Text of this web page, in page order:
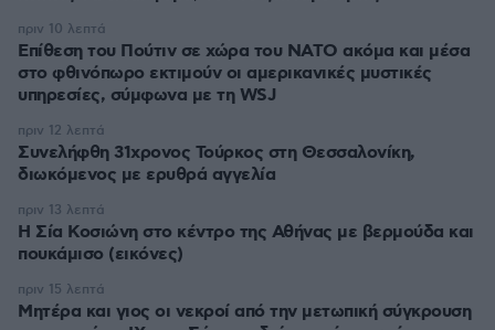
Επίθεση του Πούτιν σε χώρα του ΝΑΤΟ ακόμα και μέσα
στο φθινόπωρο εκτιμούν οι αμερικανικές μυστικές
υπηρεσίες, σύμφωνα με τη WSJ
πριν 10 λεπτά
Συνελήφθη 31χρονος Τούρκος στη Θεσσαλονίκη,
διωκόμενος με ερυθρά αγγελία
πριν 12 λεπτά
Η Σία Κοσιώνη στο κέντρο της Αθήνας με βερμούδα και
πουκάμισο (εικόνες)
πριν 13 λεπτά
Μητέρα και γιος οι νεκροί από την μετωπική σύγκρουση
πριν 15 λεπτά